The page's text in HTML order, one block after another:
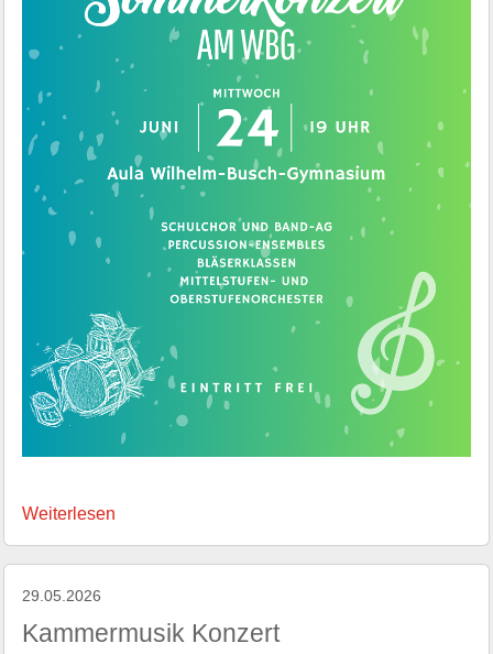
Weiterlesen
29.05.2026
Kammermusik Konzert